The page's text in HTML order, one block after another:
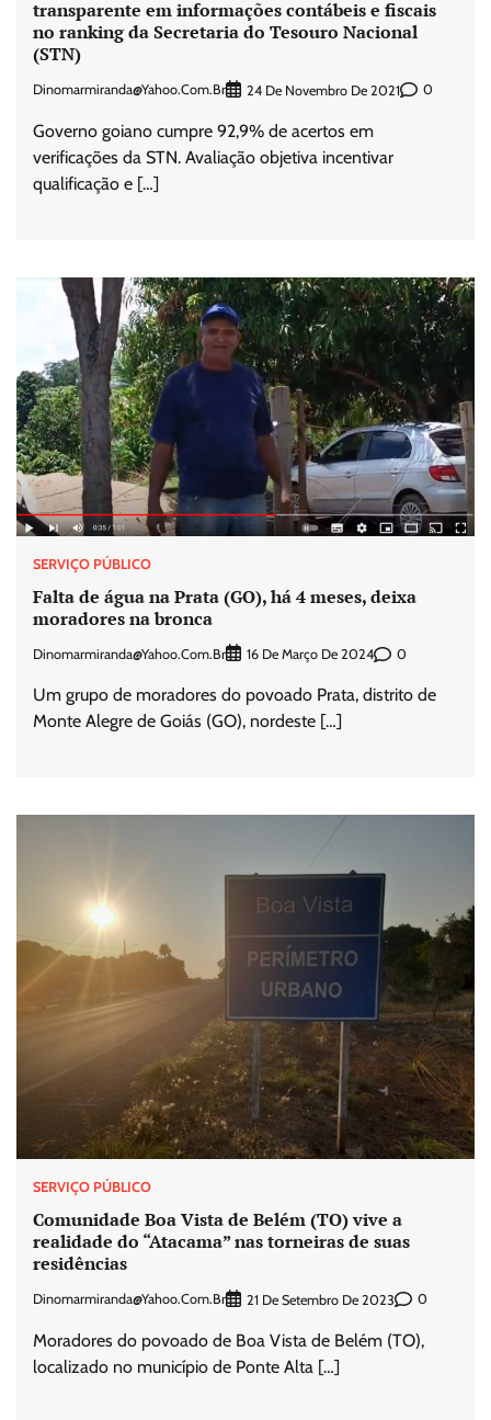
transparente em informações contábeis e fiscais
no ranking da Secretaria do Tesouro Nacional
(STN)
Dinomarmiranda@yahoo.com.br 24 De Novembro De 2021 0
Governo goiano cumpre 92,9% de acertos em
verificações da STN. Avaliação objetiva incentivar
qualificação e […]
SERVIÇO PÚBLICO
Falta de água na Prata (GO), há 4 meses, deixa
moradores na bronca
Dinomarmiranda@yahoo.com.br 16 De Março De 2024 0
Um grupo de moradores do povoado Prata, distrito de
Monte Alegre de Goiás (GO), nordeste […]
SERVIÇO PÚBLICO
Comunidade Boa Vista de Belém (TO) vive a
realidade do “Atacama” nas torneiras de suas
residências
Dinomarmiranda@yahoo.com.br 21 De Setembro De 2023 0
Moradores do povoado de Boa Vista de Belém (TO),
localizado no município de Ponte Alta […]